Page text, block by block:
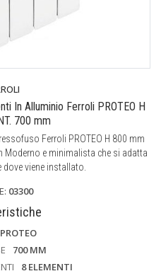
In Alluminio Ferroli PROTEO H
700 mm
Ferroli PROTEO H 800 mm
Moderno e minimalista che si adatta
viene installato.
03300
PROTEO
700 MM
8 ELEMENTI